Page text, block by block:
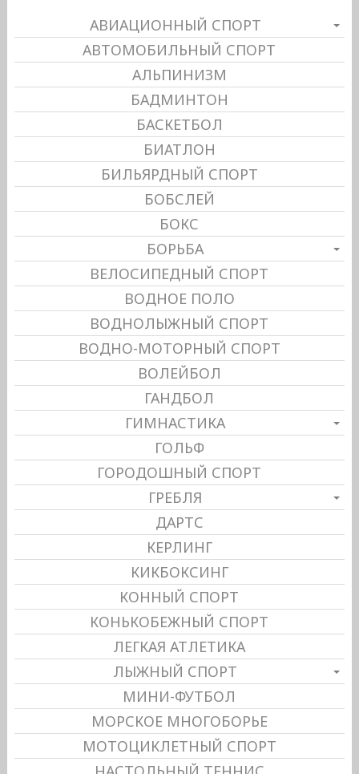
АВИАЦИОННЫЙ СПОРТ
АВТОМОБИЛЬНЫЙ СПОРТ
АЛЬПИНИЗМ
БАДМИНТОН
БАСКЕТБОЛ
БИАТЛОН
БИЛЬЯРДНЫЙ СПОРТ
БОБСЛЕЙ
БОКС
БОРЬБА
ВЕЛОСИПЕДНЫЙ СПОРТ
ВОДНОЕ ПОЛО
ВОДНОЛЫЖНЫЙ СПОРТ
ВОДНО-МОТОРНЫЙ СПОРТ
ВОЛЕЙБОЛ
ГАНДБОЛ
ГИМНАСТИКА
ГОЛЬФ
ГОРОДОШНЫЙ СПОРТ
ГРЕБЛЯ
ДАРТС
КЕРЛИНГ
КИКБОКСИНГ
КОННЫЙ СПОРТ
КОНЬКОБЕЖНЫЙ СПОРТ
ЛЕГКАЯ АТЛЕТИКА
ЛЫЖНЫЙ СПОРТ
МИНИ-ФУТБОЛ
МОРСКОЕ МНОГОБОРЬЕ
МОТОЦИКЛЕТНЫЙ СПОРТ